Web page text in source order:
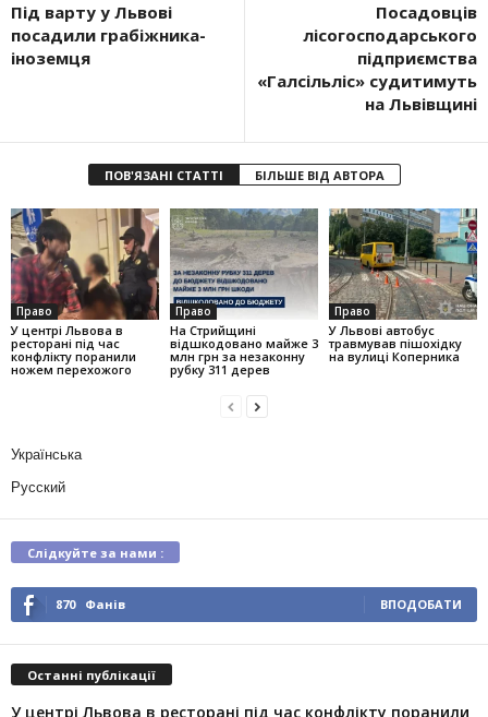
Під варту у Львові
посадили грабіжника-
іноземця
Посадовців
лісогосподарського
підприємства
«Галсільліс» судитимуть
на Львівщині
ПОВ'ЯЗАНІ СТАТТІ БІЛЬШЕ ВІД АВТОРА
Право
У центрі Львова в
ресторані під час
конфлікту поранили
ножем перехожого
Право
На Стрийщині
відшкодовано майже 3
млн грн за незаконну
рубку 311 дерев
Право
У Львові автобус
травмував пішохідку
на вулиці Коперника
Українська
Русский
Слідкуйте за нами :
870 Фанів ВПОДОБАТИ
Останні публікації
У центрі Львова в ресторані під час конфлікту поранили